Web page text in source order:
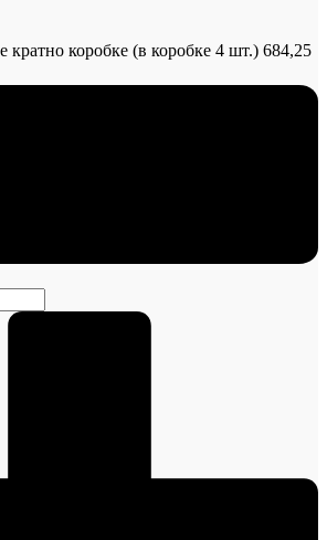
кратно коробке (в коробке 4 шт.) 684,25